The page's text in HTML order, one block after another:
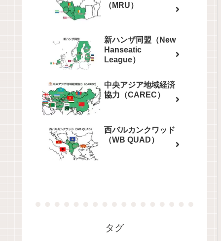
（MRU）
新ハンザ同盟（New
Hanseatic
League）
中央アジア地域経済
協力（CAREC）
西バルカンクワッド
（WB QUAD）
タグ